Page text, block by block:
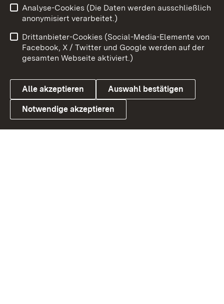
Link zum Landesportal
Benutzungshinweise
Barrierefreiheit
Datenschutz
Cookies
Analyse-Cookies (Die Daten werden ausschließlich
anonymisiert verarbeitet.)
Drittanbieter-Cookies (Social-Media-Elemente von
Facebook, X / Twitter und Google werden auf der
gesamten Webseite aktiviert.)
Alle akzeptieren Auswahl bestätigen
Notwendige akzeptieren